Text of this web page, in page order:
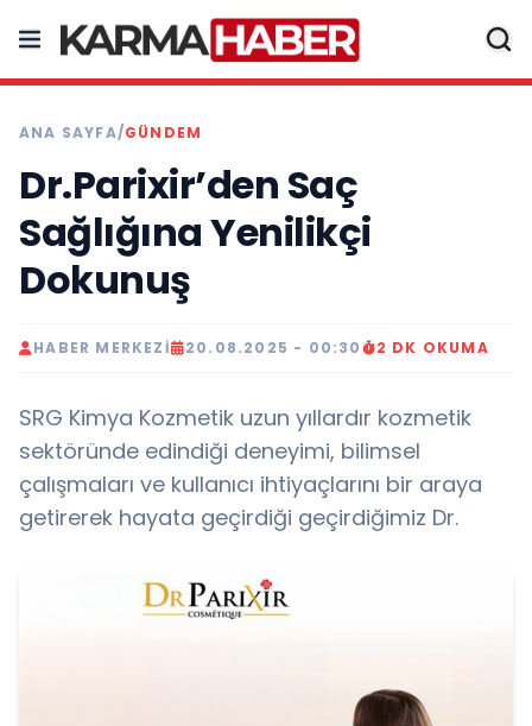
ANA SAYFA/GÜNDEM
Dr.Parixir’den Saç
Sağlığına Yenilikçi
Dokunuş
HABER MERKEZI 20.08.2025 - 00:30 2 DK OKUMA
SRG Kimya Kozmetik uzun yıllardır kozmetik
sektöründe edindiği deneyimi, bilimsel
çalışmaları ve kullanıcı ihtiyaçlarını bir araya
getirerek hayata geçirdiği geçirdiğimiz Dr.